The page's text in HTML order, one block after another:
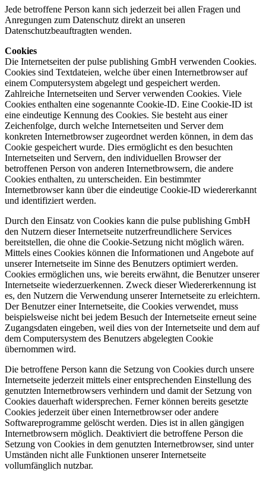
Jede betroffene Person kann sich jederzeit bei allen Fragen und
Anregungen zum Datenschutz direkt an unseren
Datenschutzbeauftragten wenden.
Cookies
Die Internetseiten der pulse publishing GmbH verwenden Cookies.
Cookies sind Textdateien, welche über einen Internetbrowser auf
einem Computersystem abgelegt und gespeichert werden.
Zahlreiche Internetseiten und Server verwenden Cookies. Viele
Cookies enthalten eine sogenannte Cookie-ID. Eine Cookie-ID ist
eine eindeutige Kennung des Cookies. Sie besteht aus einer
Zeichenfolge, durch welche Internetseiten und Server dem
konkreten Internetbrowser zugeordnet werden können, in dem das
Cookie gespeichert wurde. Dies ermöglicht es den besuchten
Internetseiten und Servern, den individuellen Browser der
betroffenen Person von anderen Internetbrowsern, die andere
Cookies enthalten, zu unterscheiden. Ein bestimmter
Internetbrowser kann über die eindeutige Cookie-ID wiedererkannt
und identifiziert werden.
Durch den Einsatz von Cookies kann die pulse publishing GmbH
den Nutzern dieser Internetseite nutzerfreundlichere Services
bereitstellen, die ohne die Cookie-Setzung nicht möglich wären.
Mittels eines Cookies können die Informationen und Angebote auf
unserer Internetseite im Sinne des Benutzers optimiert werden.
Cookies ermöglichen uns, wie bereits erwähnt, die Benutzer unserer
Internetseite wiederzuerkennen. Zweck dieser Wiedererkennung ist
es, den Nutzern die Verwendung unserer Internetseite zu erleichtern.
Der Benutzer einer Internetseite, die Cookies verwendet, muss
beispielsweise nicht bei jedem Besuch der Internetseite erneut seine
Zugangsdaten eingeben, weil dies von der Internetseite und dem auf
dem Computersystem des Benutzers abgelegten Cookie
übernommen wird.
Die betroffene Person kann die Setzung von Cookies durch unsere
Internetseite jederzeit mittels einer entsprechenden Einstellung des
genutzten Internetbrowsers verhindern und damit der Setzung von
Cookies dauerhaft widersprechen. Ferner können bereits gesetzte
Cookies jederzeit über einen Internetbrowser oder andere
Softwareprogramme gelöscht werden. Dies ist in allen gängigen
Internetbrowsern möglich. Deaktiviert die betroffene Person die
Setzung von Cookies in dem genutzten Internetbrowser, sind unter
Umständen nicht alle Funktionen unserer Internetseite
vollumfänglich nutzbar.